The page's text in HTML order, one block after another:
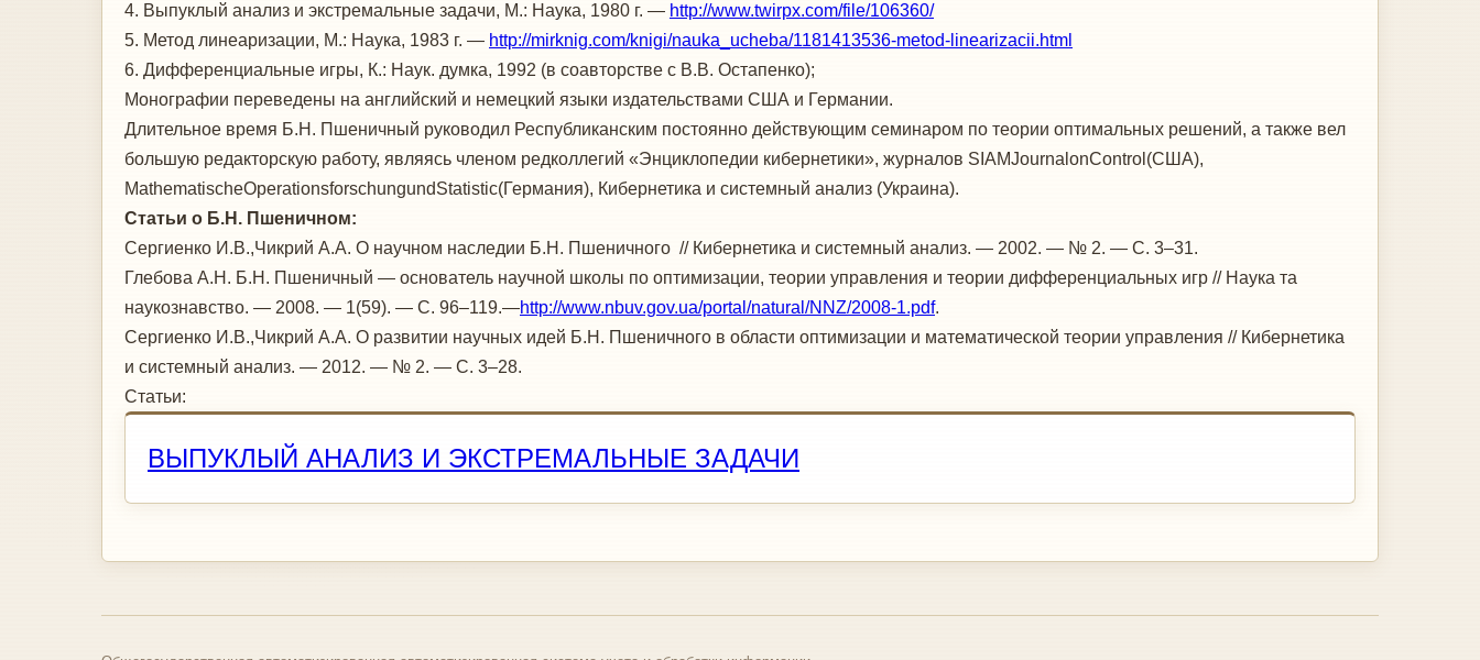
4. Выпуклый анализ и экстремальные задачи, М.: Наука, 1980 г. — http://www.twirpx.com/file/106360/
5. Метод линеаризации, М.: Наука, 1983 г. — http://mirknig.com/knigi/nauka_ucheba/1181413536-metod-linearizacii.html
6. Дифференциальные игры, К.: Наук. думка, 1992 (в соавторстве с В.В. Остапенко);
Монографии переведены на английский и немецкий языки издательствами США и Германии.
Длительное время Б.Н. Пшеничный руководил Республиканским постоянно действующим семинаром по теории оптимальных решений, а также вел
большую редакторскую работу, являясь членом редколлегий «Энциклопедии кибернетики», журналов SIAMJournalonControl(США),
MathematischeOperationsforschungundStatistic(Германия), Кибернетика и системный анализ (Украина).
Статьи о Б.Н. Пшеничном:
Сергиенко И.В.,Чикрий А.А. О научном наследии Б.Н. Пшеничного // Кибернетика и системный анализ. — 2002. — № 2. — С. 3–31.
Глебова А.Н. Б.Н. Пшеничный — основатель научной школы по оптимизации, теории управления и теории дифференциальных игр // Наука та
наукознавство. — 2008. — 1(59). — С. 96–119.—http://www.nbuv.gov.ua/portal/natural/NNZ/2008-1.pdf.
Сергиенко И.В.,Чикрий А.А. О развитии научных идей Б.Н. Пшеничного в области оптимизации и математической теории управления // Кибернетика
и системный анализ. — 2012. — № 2. — С. 3–28.
Статьи:
ВЫПУКЛЫЙ АНАЛИЗ И ЭКСТРЕМАЛЬНЫЕ ЗАДАЧИ